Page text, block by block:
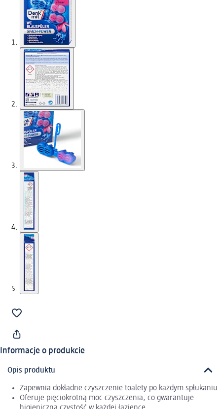
Informacje o produkcie
Opis produktu
Zapewnia dokładne czyszczenie toalety po każdym spłukaniu
Oferuje pięciokrotną moc czyszczenia, co gwarantuje